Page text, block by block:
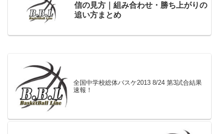
信の見方｜組み合わせ・勝ち上がりの
追い方まとめ
全国中学校総体バスケ2013 8/24 第3試合結果
速報！